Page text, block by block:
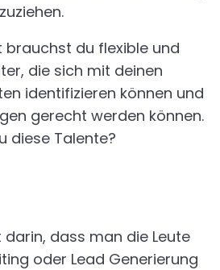
du flexible und
die sich mit deinen
identifizieren können und
gerecht werden können.
diese Talente?
darin, dass man die Leute
oder Lead Generierung